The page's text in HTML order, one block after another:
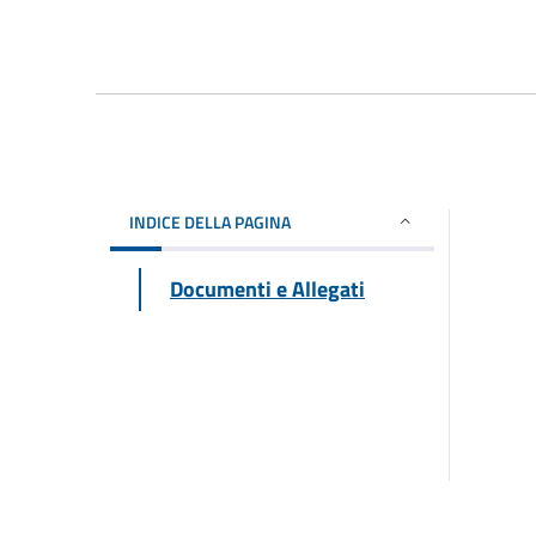
INDICE DELLA PAGINA
Documenti e Allegati